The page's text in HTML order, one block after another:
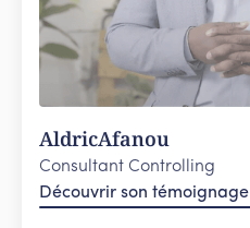
AldricAfanou
Consultant Controlling
Découvrir son témoignage